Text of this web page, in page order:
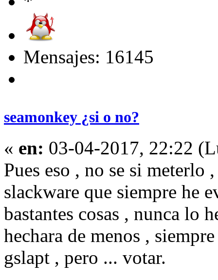
Mensajes: 16145
seamonkey ¿si o no?
« en: 03-04-2017, 22:22
Pues eso , no se si meterlo
slackware que siempre he
bastantes cosas , nunca lo
hechara de menos ,
gslapt , pero ... votar.